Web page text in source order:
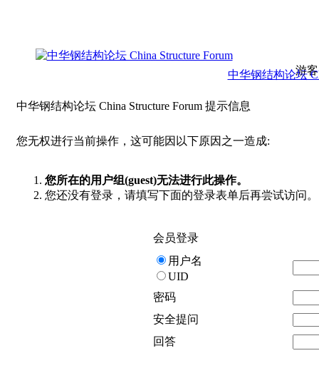
游
中华钢结构论坛
中华钢结构论坛 China Structure Forum 提示信息
您无权进行当前操作，这可能因以下原因之一造成:
您所在的用户组(guest)无法进行此操作。
您还没有登录，请填写下面的登录表单后再尝试访问。
会员登录
用户名
UID
密码
安全提问
回答